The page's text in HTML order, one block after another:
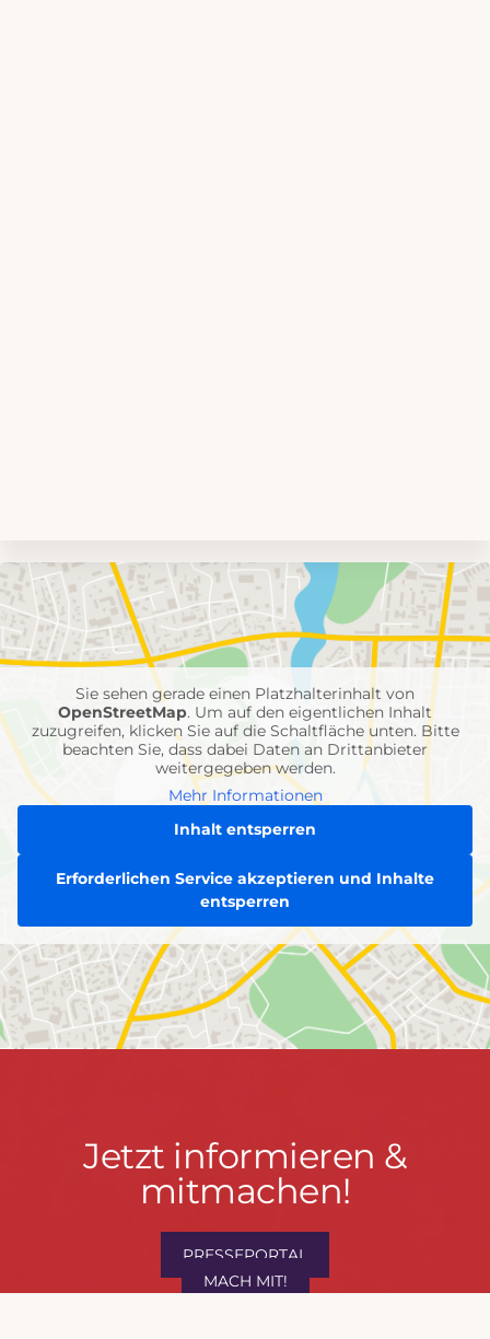
Umgebungskarte
mit
Feuerwehr-
Einheiten
Sie sehen gerade einen Platzhalterinhalt von
OpenStreetMap. Um auf den eigentlichen Inhalt
zuzugreifen, klicken Sie auf die Schaltfläche unten. Bitte
beachten Sie, dass dabei Daten an Drittanbieter
weitergegeben werden.
Mehr Informationen
Inhalt entsperren
Erforderlichen Service akzeptieren und Inhalte
entsperren
Jetzt
informieren
mitmachen!
Jetzt informieren &
mitmachen!
PRESSEPORTAL
MACH MIT!